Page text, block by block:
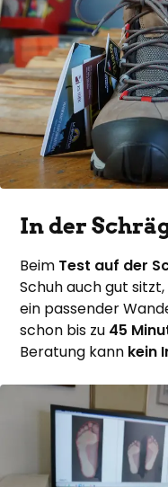
In der
Beim Test auf der
Schuh auch gut
ein passender
schon bis zu 45
Beratung kann kein